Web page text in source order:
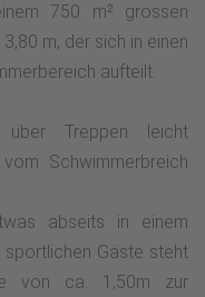
750 m² grossen
m, der sich in einen
aufteilt.
über Treppen leicht
Schwimmerbreich
abseits in einem
sportlichen Gäste steht
von ca. 1,50m zur